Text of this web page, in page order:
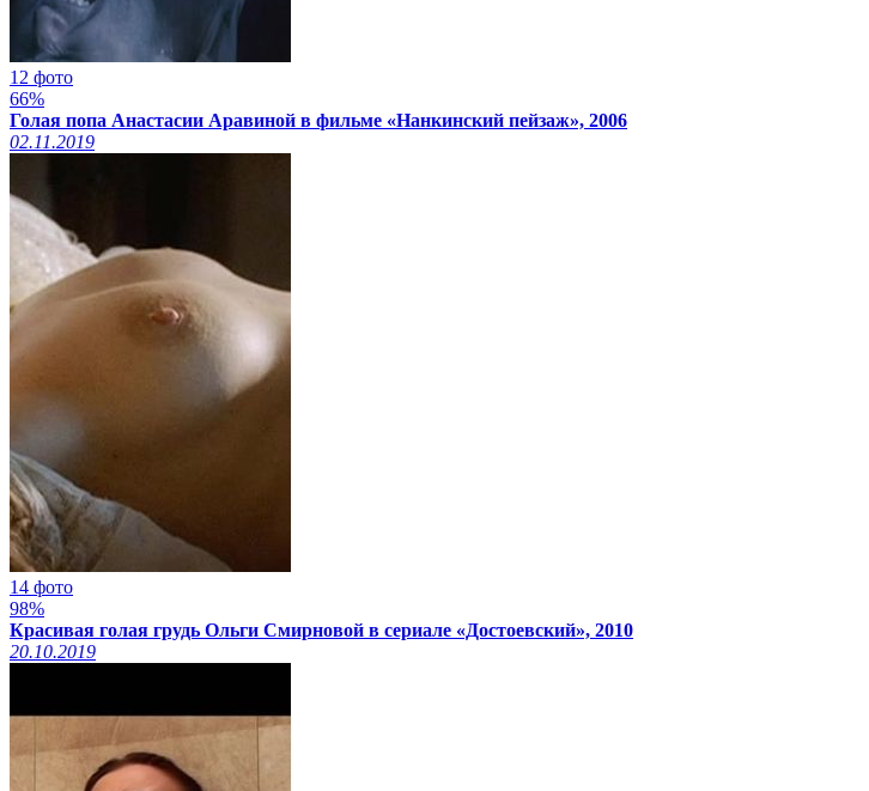
12 фото
66%
Голая попа Анастасии Аравиной в фильме «Нанкинский пейзаж», 2006
02.11.2019
14 фото
98%
Красивая голая грудь Ольги Смирновой в сериале «Достоевский», 2010
20.10.2019